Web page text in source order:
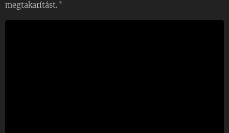
megtakarítást."